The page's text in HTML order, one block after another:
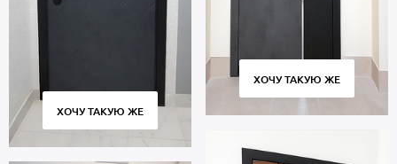
ХОЧУ ТАКУЮ ЖЕ
ХОЧУ ТАКУЮ ЖЕ